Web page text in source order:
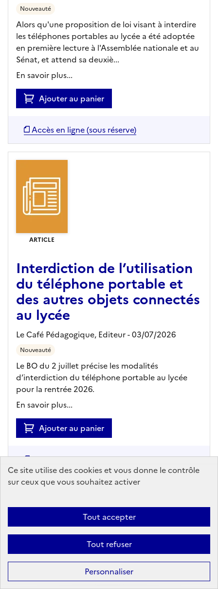
Ce site utilise des cookies et vous donne le contrôle
sur ceux que vous souhaitez activer
Tout accepter
Tout refuser
Personnaliser
Nouveauté
Alors qu'une proposition de loi visant à interdire
les téléphones portables au lycée a été adoptée
en première lecture à l'Assemblée nationale et au
Sénat, et attend sa deuxiè...
En savoir plus...
Ajouter au panier
Accès en ligne (sous réserve)
ARTICLE
Interdiction de l’utilisation
du téléphone portable et
des autres objets connectés
au lycée
Le Café Pédagogique, Editeur- 03/07/2026
Nouveauté
Le BO du 2 juillet précise les modalités
d’interdiction du téléphone portable au lycée
pour la rentrée 2026.
En savoir plus...
Ajouter au panier
accès en ligne